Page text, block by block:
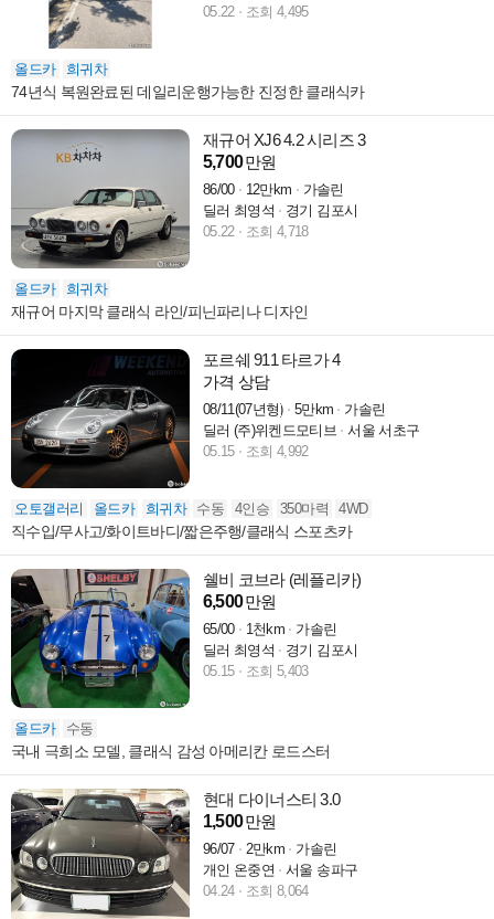
05.22
조회 4,495
올드카 희귀차
74년식 복원완료된 데일리운행가능한 진정한 클래식카
재규어 XJ6 4.2 시리즈 3
5,700만원
86/00 12만km
가솔린
딜러 최영석
경기 김포시
05.22
조회 4,718
올드카 희귀차
재규어 마지막 클래식 라인/피닌파리나 디자인
포르쉐 911 타르가 4
가격 상담
08/11(07년형) 5만km
가솔린
딜러 (주)위켄드모티브
서울 서초구
05.15
조회 4,992
오토갤러리 올드카 희귀차 수동 4인승 350마력 4WD
직수입/무사고/화이트바디/짧은주행/클래식 스포츠카
쉘비 코브라 (레플리카)
6,500만원
65/00 1천km
가솔린
딜러 최영석
경기 김포시
05.15
조회 5,403
올드카 수동
국내 극희소 모델, 클래식 감성 아메리칸 로드스터
현대 다이너스티 3.0
1,500만원
96/07 2만km
가솔린
개인 온중연
서울 송파구
04.24
조회 8,064